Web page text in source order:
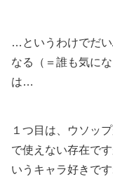
…というわけでだ
なる（＝誰も気に
は…
１つ目は、ウソッ
で使えない存在で
いうキャラ好きで